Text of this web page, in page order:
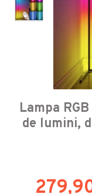
Lampa
de lumini,